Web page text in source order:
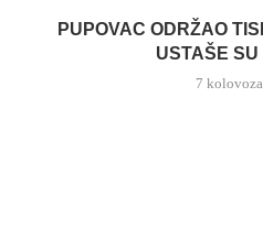
PUPOVAC ODRŽAO
USTAŠE SU
7